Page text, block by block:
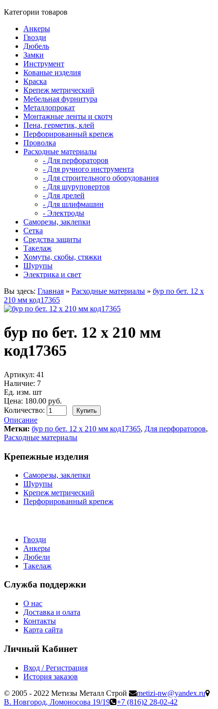
Категории товаров
Анкеры
Гвозди
Дюбель
Замки
Инструмент
Кованые изделия
Краска
Крепеж метрический
Мебельная фурнитура
Металлопрокат
Монтажные ленты и скотч
Пена, герметик, клей
Перфорированный крепеж
Проволка
Расходные материалы
- Для перфораторов
- Для ручного инструмента
- Для строительного оборудования
- Для шуруповертов
- Для дрелей
- Для шлифмашин
- Электроды
Саморезы, заклепки
Сетка
Средства защиты
Такелаж
Хомуты, скобы, стяжки
Шурупы
Электрика и свет
Вы здесь: Главная » Расходные материалы » бур по бет. 12 х
210 мм код17365
бур по бет. 12 х 210 мм
код17365
Артикул: 41
Наличие: 7
Ед. изм. шт
Цена: 180.00 руб.
Количество:
Описание
Метки: бур по бет. 12 х 210 мм код17365, Для перфораторов,
Расходные материалы
Крепежные изделия
Саморезы, заклепки
Шурупы
Крепеж метрический
Перфорированный крепеж
Гвозди
Анкеры
Дюбели
Такелаж
Служба поддержки
О нас
Доставка и олата
Контакты
Карта сайта
Личный Кабинет
Вход / Регистрация
История заказов
© 2005 - 2022 Метизы Металл Строй
metizi-nw@yandex.ru
В. Новгород, Ломоносова 19/19
+7 (816)2 28-02-42